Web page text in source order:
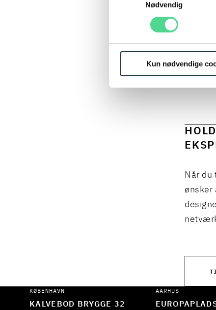
Læs mere om vores
Nødvendig
Kun nødvendige
Når du
ønsker
KØBENHAVN
KALVEBOD BRYGGE 32
AARHUS